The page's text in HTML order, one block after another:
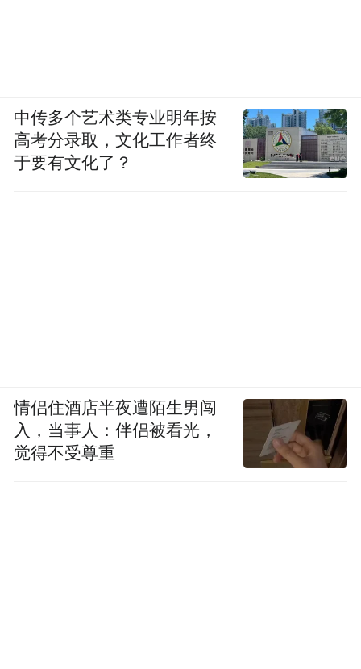
中传多个艺术类专业明年按
高考分录取，文化工作者终
于要有文化了？
情侣住酒店半夜遭陌生男闯
入，当事人：伴侣被看光，
觉得不受尊重